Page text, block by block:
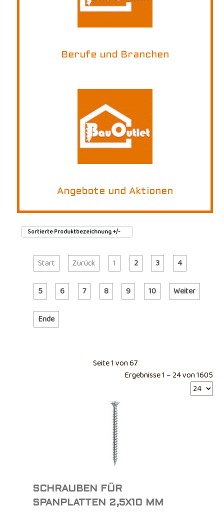
Berufe und Branchen
Angebote und Aktionen
Sortierte Produktbezeichnung +/-
Start Zurück 1 2 3 4
5 6 7 8 9 10 Weiter
Ende
Seite 1 von 67
Ergebnisse 1 – 24 von 1605
SCHRAUBEN FÜR
SPANPLATTEN 2,5X10 MM